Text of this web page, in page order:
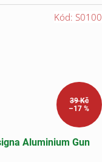
39 Kč
–17 %
Aluminium Gun
Kód: S0100